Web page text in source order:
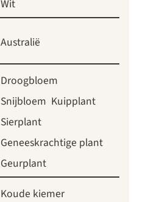
Wit
Australië
Droogbloem
Snijbloem Kuipplant
Sierplant
Geneeskrachtige plant
Geurplant
Koude kiemer